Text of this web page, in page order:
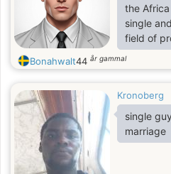
the
single
field of
light in
in and i
said that
the door
find this
now to
Bonahwalt44 år gammal
Kronoberg
single
marriage